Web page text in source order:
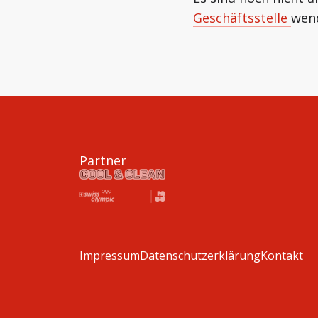
Geschäftsstelle
Partner
ImpressumDatenschutzerklärungKontakt